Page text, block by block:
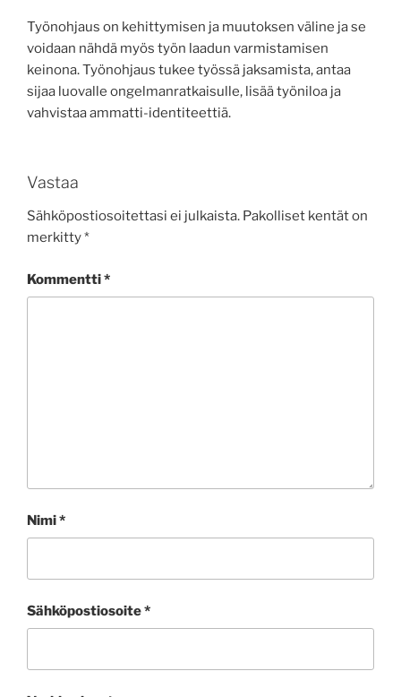
Työnohjaus on kehittymisen ja muutoksen väline ja se
voidaan nähdä myös työn laadun varmistamisen
keinona. Työnohjaus tukee työssä jaksamista, antaa
sijaa luovalle ongelmanratkaisulle, lisää työniloa ja
vahvistaa ammatti-identiteettiä.
Vastaa
Sähköpostiosoitettasi ei julkaista. Pakolliset kentät on
merkitty*
Kommentti*
Nimi*
Sähköpostiosoite*